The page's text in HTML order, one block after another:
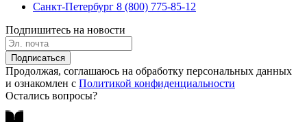
Санкт-Петербург 8 (800) 775-85-12
Подпишитесь на новости
Подписаться
Продолжая, соглашаюсь на обработку персональных данных
и ознакомлен с Политикой конфиденциальности
Остались вопросы?